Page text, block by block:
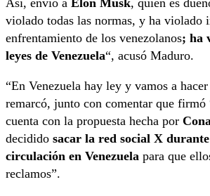
Así, envío a Elon Musk, quien es
violado todas las normas, y ha violado
enfrentamiento de los venezolanos; ha
leyes de Venezuela“, acusó Maduro.
“En Venezuela hay ley y vamos a
remarcó, junto con comentar que firmó
cuenta con la propuesta hecha por
decidido sacar la red social X
circulación en Venezuela para que
reclamos”.